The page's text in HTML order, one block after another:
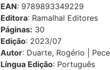
EAN: 9789893349229
Editora: Ramalhal Editores
Páginas: 30
Edição: 2023/07
Autor: Duarte, Rogério |
Língua Edição: Português